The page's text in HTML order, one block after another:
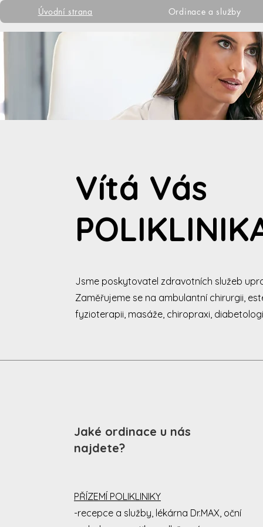
Úvodní strana Ordinace a služby
Vítá Vás
Jsme poskytovatel zdravotních služeb
Zaměřujeme se na ambulantní chirurgii,
fyzioterapii, masáže, chiropraxi,
Jaké ordinace u nás
najdete?
PŘÍZEMÍ POLIKLINIKY
-recepce a služby, lékárna Dr.MAX, oční